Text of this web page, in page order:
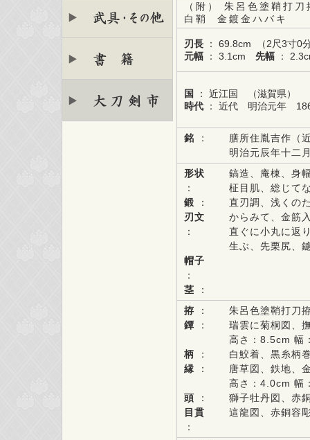
（附） 朱呂色塗鞘打刀
白鞘 金鍍金ハバキ
刃長 ： 69.8cm （2尺3寸
元幅 ： 3.1cm 先幅 ：
国
： 近江国 （滋賀県）
時代 ： 近代 明治元年
銘 ：
膳所住胤吉作（
明治元辰年十二
形状
：
鍛 ：
刃文
：
帽子
：
茎 ：
鎬造、庵棟、身
柾目肌、総じて
直刃調、浅くの
からみて、金筋
直ぐに小丸に返
生ぶ、先栗尻、
拵 ：
鐔
：
柄 ：
縁 ：
頭 ：
目貫
：
朱呂色塗鞘打
瑞雲に菊桐図、
高さ：8.5cm 幅
白鮫着、黒糸柄
唐草図、鉄地、
高さ：4.0cm 幅
獅子牡丹図、赤
這龍図、赤銅容